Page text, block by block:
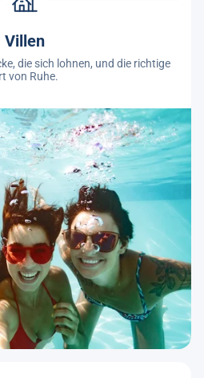
Villen
die sich lohnen, und die richtige
von Ruhe.